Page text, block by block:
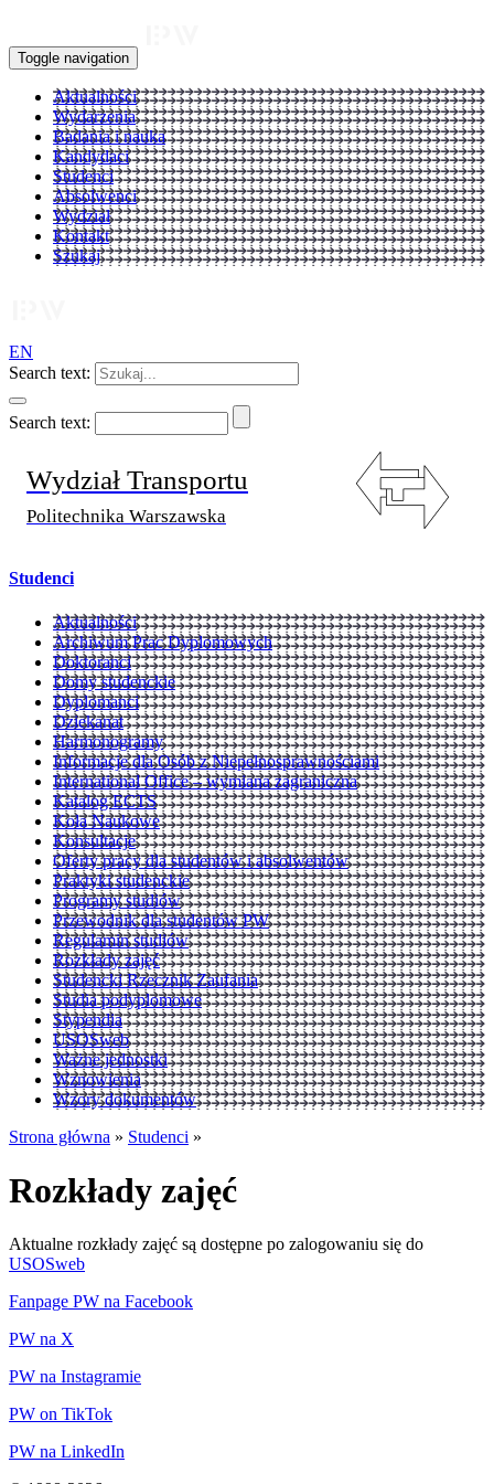
Toggle navigation
Aktualności
Wydarzenia
Badania i nauka
Kandydaci
Studenci
Absolwenci
Wydział
Kontakt
Szukaj
EN
Search text:
Search text:
Wydział Transportu
Politechnika Warszawska
Studenci
Aktualności
Archiwum Prac Dyplomowych
Doktoranci
Domy studenckie
Dyplomanci
Dziekanat
Harmonogramy
Informacje dla Osób z Niepełnosprawnościami
International Office – wymiana zagraniczna
Katalog ECTS
Koła Naukowe
Konsultacje
Oferty pracy dla studentów i absolwentów
Praktyki studenckie
Programy studiów
Przewodnik dla studentów PW
Regulamin studiów
Rozkłady zajęć
Studencki Rzecznik Zaufania
Studia podyplomowe
Stypendia
USOSweb
Ważne jednostki
Wznowienia
Wzory dokumentów
Strona główna » Studenci »
Rozkłady zajęć
Aktualne rozkłady zajęć są dostępne po zalogowaniu się do
USOSweb
Fanpage PW na Facebook
PW na X
PW na Instagramie
PW on TikTok
PW na LinkedIn